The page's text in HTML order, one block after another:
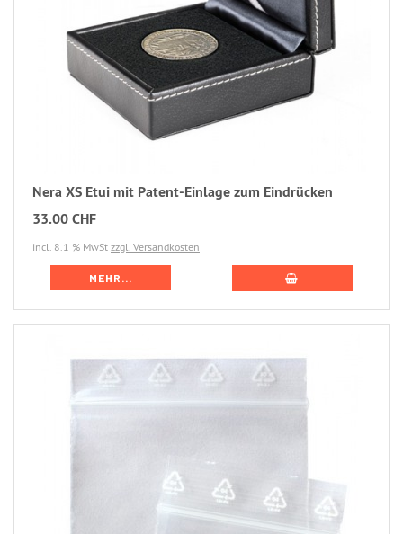
Nera XS Etui mit Patent-Einlage zum Eindrücken
33.00 CHF
incl. 8.1 % MwSt zzgl. Versandkosten
MEHR...